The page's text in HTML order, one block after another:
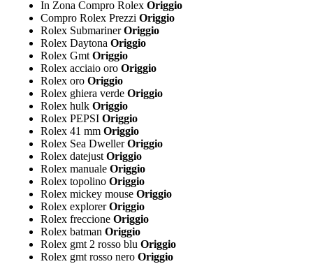
In Zona Compro Rolex Origgio
Compro Rolex Prezzi Origgio
Rolex SubmarinerOriggio
Rolex Daytona Origgio
Rolex Gmt Origgio
Rolex acciaio oro Origgio
Rolex oro Origgio
Rolex ghiera verde Origgio
Rolex hulk Origgio
Rolex PEPSI Origgio
Rolex 41 mm Origgio
Rolex Sea DwellerOriggio
Rolex datejust Origgio
Rolex manuale Origgio
Rolex topolino Origgio
Rolex mickey mouse Origgio
Rolex explorerOriggio
Rolex freccione Origgio
Rolex batman Origgio
Rolex gmt 2 rosso blu Origgio
Rolex gmt rosso nero Origgio